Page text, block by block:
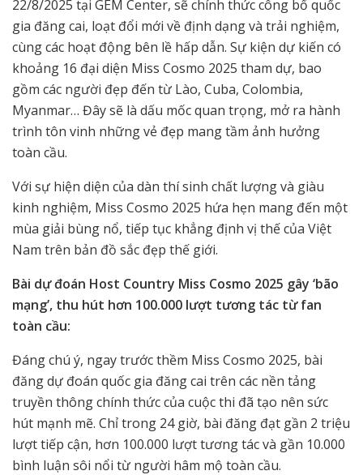
22/8/2025 tại GEM Center, sẽ chính thức công bố quốc
gia đăng cai, loạt đổi mới về định dạng và trải nghiệm,
cùng các hoạt động bên lề hấp dẫn. Sự kiện dự kiến có
khoảng 16 đại diện Miss Cosmo 2025 tham dự, bao
gồm các người đẹp đến từ Lào, Cuba, Colombia,
Myanmar… Đây sẽ là dấu mốc quan trọng, mở ra hành
trình tôn vinh những vẻ đẹp mang tầm ảnh hưởng
toàn cầu.
Với sự hiện diện của dàn thí sinh chất lượng và giàu
kinh nghiệm, Miss Cosmo 2025 hứa hẹn mang đến một
mùa giải bùng nổ, tiếp tục khẳng định vị thế của Việt
Nam trên bản đồ sắc đẹp thế giới.
Bài dự đoán Host Country Miss Cosmo 2025 gây ‘bão
mạng’, thu hút hơn 100.000 lượt tương tác từ fan
toàn cầu:
Đáng chú ý, ngay trước thềm Miss Cosmo 2025, bài
đăng dự đoán quốc gia đăng cai trên các nền tảng
truyền thông chính thức của cuộc thi đã tạo nên sức
hút mạnh mẽ. Chỉ trong 24 giờ, bài đăng đạt gần 2 triệu
lượt tiếp cận, hơn 100.000 lượt tương tác và gần 10.000
bình luận sôi nổi từ người hâm mộ toàn cầu.